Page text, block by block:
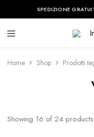
SPEDIZIONE
Intrecci
Home
è
posto
renderla
perfetta.
Home Shop Prodotti
Showing 16 of 24 products